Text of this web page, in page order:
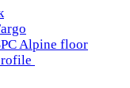
Alpine floor